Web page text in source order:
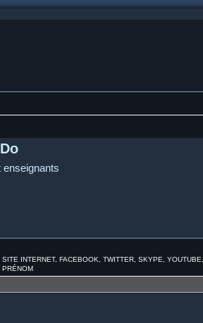
enseignants
SITE INTERNET, FACEBOOK, TWITTER, SKYPE,
PRÉNOM